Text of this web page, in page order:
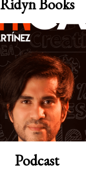
Ridyn Books
Podcast